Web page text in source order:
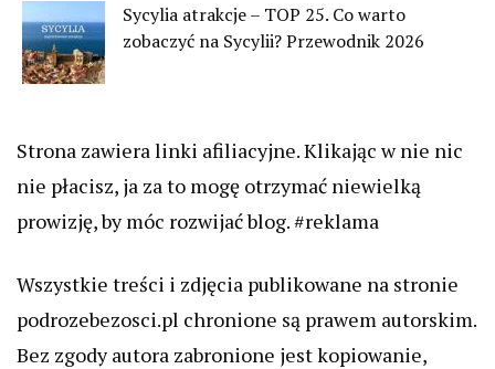
Sycylia atrakcje – TOP 25. Co warto
zobaczyć na Sycylii? Przewodnik 2026
Strona zawiera linki afiliacyjne. Klikając w nie nic
nie płacisz, ja za to mogę otrzymać niewielką
prowizję, by móc rozwijać blog. #reklama
Wszystkie treści i zdjęcia publikowane na stronie
podrozebezosci.pl chronione są prawem autorskim.
Bez zgody autora zabronione jest kopiowanie,